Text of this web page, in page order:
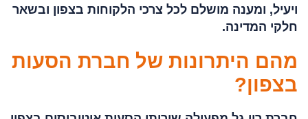
ויעיל, ומענה מושלם לכל צרכי הלקוחות בצפון ובשאר
חלקי המדינה.
מהם היתרונות של חברת הסעות
בצפון?